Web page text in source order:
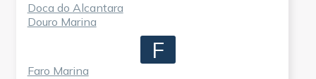
Doca do Alcantara
Douro Marina
F
Faro Marina